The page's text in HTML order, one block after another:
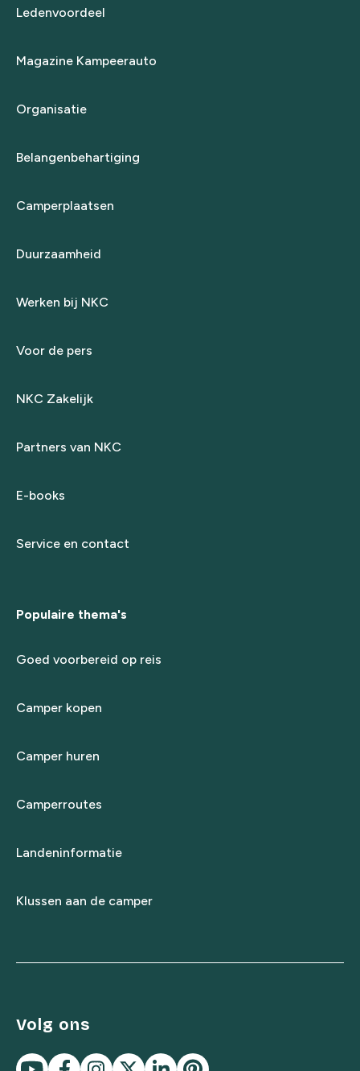
Ledenvoordeel
Magazine Kampeerauto
Organisatie
Belangenbehartiging
Camperplaatsen
Duurzaamheid
Werken bij NKC
Voor de pers
NKC Zakelijk
Partners van NKC
E-books
Service en contact
Populaire thema's
Goed voorbereid op reis
Camper kopen
Camper huren
Camperroutes
Landeninformatie
Klussen aan de camper
Volg ons